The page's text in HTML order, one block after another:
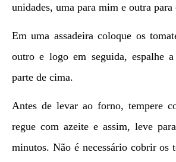
unidades, uma para mim e outra
Em uma assadeira coloque os
outro e logo em seguida, espalhe
parte de cima.
Antes de levar ao forno, tempere
regue com azeite e assim, leve
minutos. Não é necessário cobrir os